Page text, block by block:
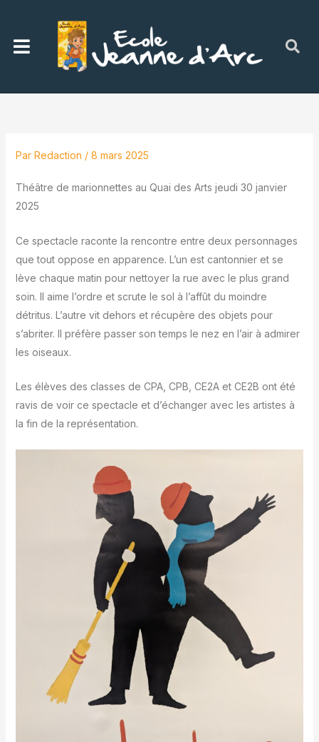
contenu
Menu
Par Redaction / 8 mars 2025
Théâtre de marionnettes au Quai des Arts jeudi 30 janvier
2025
Ce spectacle raconte la rencontre entre deux personnages
que tout oppose en apparence. L’un est cantonnier et se
lève chaque matin pour nettoyer la rue avec le plus grand
soin. Il aime l’ordre et scrute le sol à l’affût du moindre
détritus. L’autre vit dehors et récupère des objets pour
s’abriter. Il préfère passer son temps le nez en l’air à admirer
les oiseaux.
Les élèves des classes de CPA, CPB, CE2A et CE2B ont été
ravis de voir ce spectacle et d’échanger avec les artistes à
la fin de la représentation.